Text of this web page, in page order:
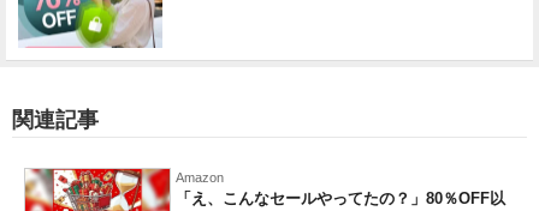
関連記事
Amazon
「え、こんなセールやってたの？」80％OFF以